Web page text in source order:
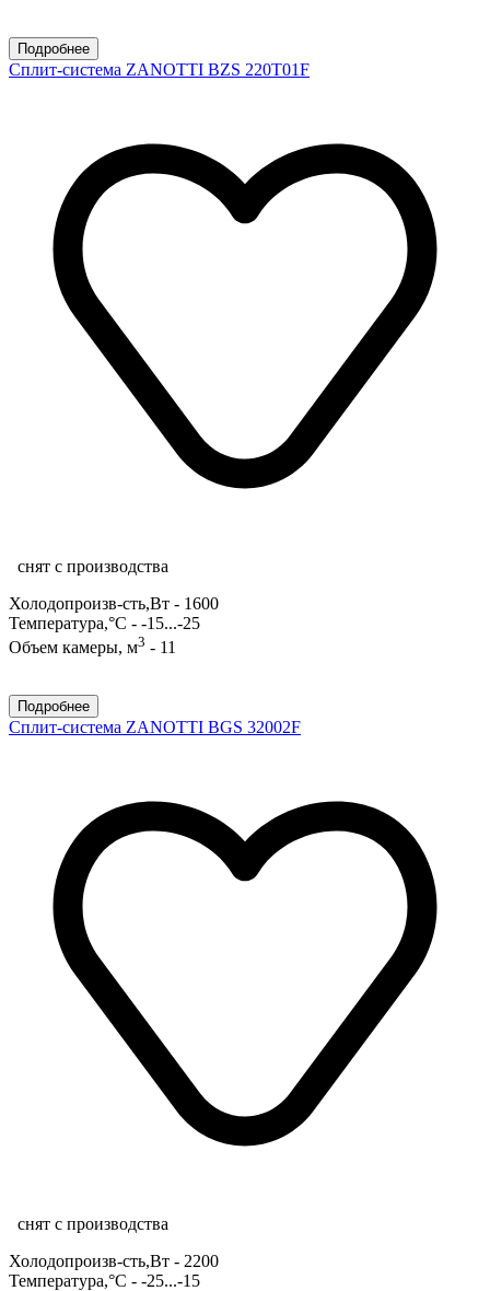
Подробнее
Сплит-система ZANOTTI BZS 220T01F
снят с производства
Холодопроизв-сть,Вт - 1600
Температура,°С - -15...-25
Объем камеры, м3 - 11
Подробнее
Сплит-система ZANOTTI BGS 32002F
снят с производства
Холодопроизв-сть,Вт - 2200
Температура,°С - -25...-15